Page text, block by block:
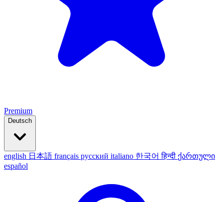
Premium
Deutsch
english 日本語 français русский italiano 한국어हिन्दी ქართული
español